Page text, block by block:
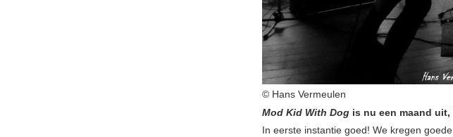
© Hans Vermeulen
Mod Kid With Dog is nu een maand
In eerste instantie goed! We kregen